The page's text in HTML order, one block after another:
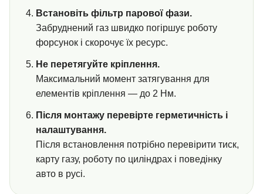
Встановіть фільтр парової фази.
Забруднений газ швидко погіршує роботу
форсунок і скорочує їх ресурс.
Не перетягуйте кріплення.
Максимальний момент затягування для
елементів кріплення — до 2 Нм.
Після монтажу перевірте герметичність і
налаштування.
Після встановлення потрібно перевірити тиск,
карту газу, роботу по циліндрах і поведінку
авто в русі.